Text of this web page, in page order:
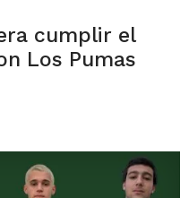
cumplir el
Los Pumas